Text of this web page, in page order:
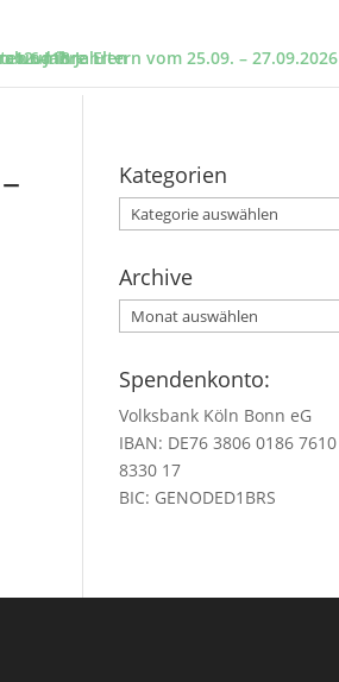
und ihre Eltern vom 25.09. – 27.09.2026
um?
12 – 18 Jahren
6 Jahre
Kategorien
Kategorien
Archive
Archive
Spendenkonto:
Volksbank Köln Bonn eG
IBAN: DE76 3806 0186 7610
8330 17
BIC: GENODED1BRS